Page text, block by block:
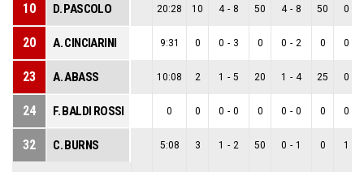
10 D. PASCOLO 20:28 10 4 - 8 50 4 - 8 50 0
20 A. CINCIARINI 9:31 0 0 - 3 0 0 - 2 0 0
23 A. ABASS 10:08 2 1 - 5 20 1 - 4 25 0
24 F. BALDI ROSSI 0 0 0 - 0 0 0 - 0 0 0
32 C. BURNS 5:08 3 1 - 2 50 0 - 1 0 1